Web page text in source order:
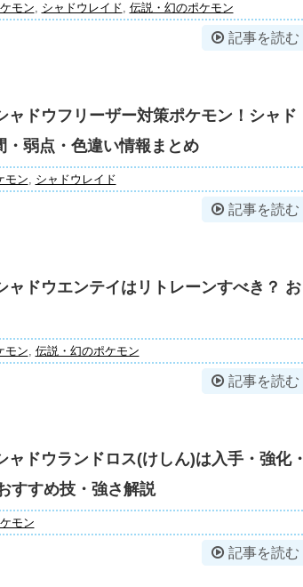
モン, シャドウレイド, 伝説・幻のポケモン
記事を読む
ャドウフリーザー対策ポケモン！シャド
・弱点・色違い情報まとめ
モン, シャドウレイド
記事を読む
ャドウエンテイはリトレーンすべき？ お
モン, 伝説・幻のポケモン
記事を読む
ャドウランドロス(けしん)は入手・強化・
すすめ技・強さ解説
モン
記事を読む